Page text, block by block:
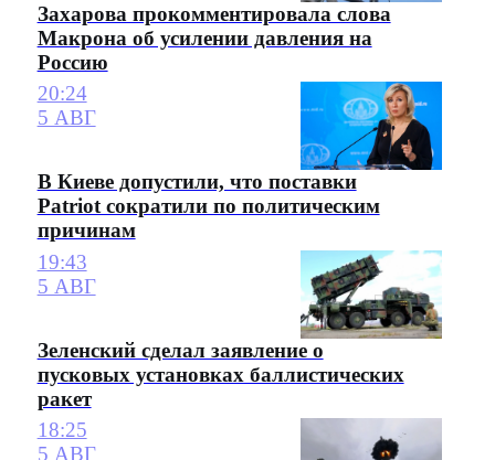
Захарова прокомментировала слова
Макрона об усилении давления на
Россию
20:24
5 АВГ
В Киеве допустили, что поставки
Patriot сократили по политическим
причинам
19:43
5 АВГ
Зеленский сделал заявление о
пусковых установках баллистических
ракет
18:25
5 АВГ